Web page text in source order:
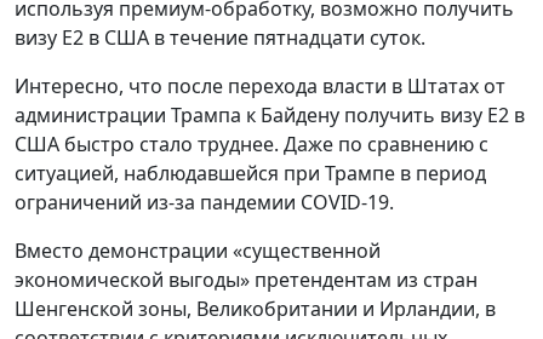
используя премиум-обработку, возможно получить
визу E2 в США в течение пятнадцати суток.
Интересно, что после перехода власти в Штатах от
администрации Трампа к Байдену получить визу E2 в
США быстро стало труднее. Даже по сравнению с
ситуацией, наблюдавшейся при Трампе в период
ограничений из-за пандемии COVID-19.
Вместо демонстрации «существенной
экономической выгоды» претендентам из стран
Шенгенской зоны, Великобритании и Ирландии, в